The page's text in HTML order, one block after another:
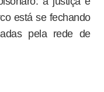
está se fechando
pela rede de